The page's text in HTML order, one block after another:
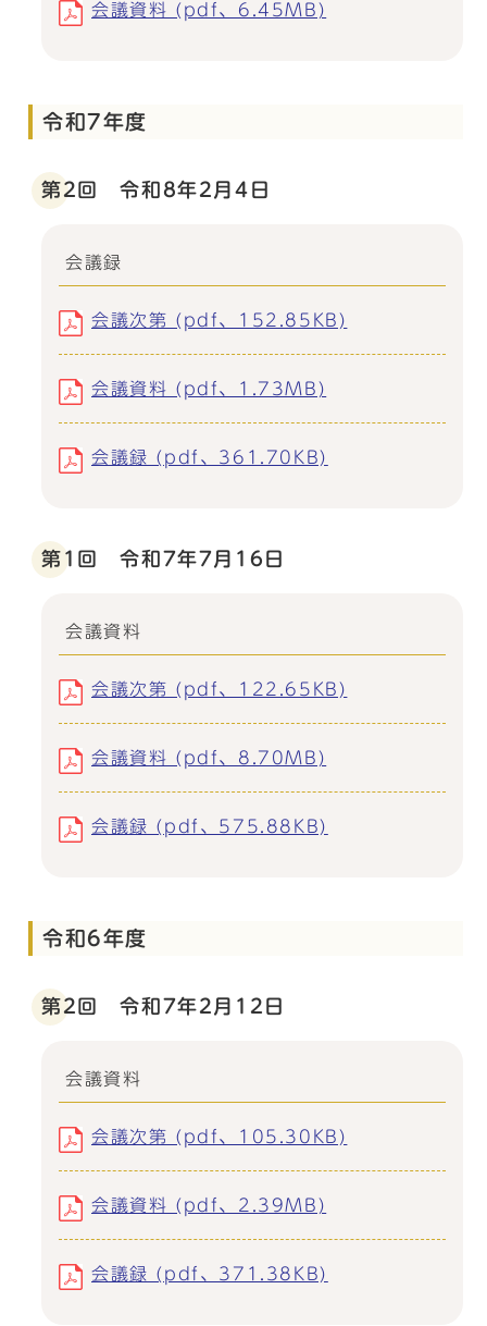
会議資料 (pdf、6.45MB)
令和7年度
第2回 令和8年2月4日
会議録
会議次第 (pdf、152.85KB)
会議資料 (pdf、1.73MB)
会議録 (pdf、361.70KB)
第1回 令和7年7月16日
会議資料
会議次第 (pdf、122.65KB)
会議資料 (pdf、8.70MB)
会議録 (pdf、575.88KB)
令和6年度
第2回 令和7年2月12日
会議資料
会議次第 (pdf、105.30KB)
会議資料 (pdf、2.39MB)
会議録 (pdf、371.38KB)